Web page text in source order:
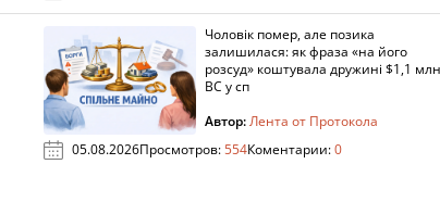
Чоловік помер, але позика
залишилася: як фраза «на його
розсуд» коштувала дружині $1,1
ВС у сп
Автор:Лента от Протокола
05.08.2026Просмотров:554Коментарии:0